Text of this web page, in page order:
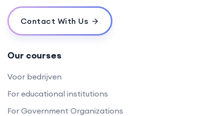
Contact With Us
Our courses
Voor bedrijven
For educational institutions
For Government Organizations